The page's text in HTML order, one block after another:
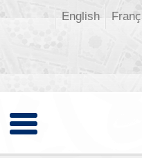
English